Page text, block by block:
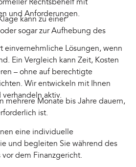
und Anforderungen.
kann zu einer
sogar zur Aufhebung des
einvernehmliche Lösungen, wenn
Ein Vergleich kann Zeit, Kosten
– ohne auf berechtigte
Wir entwickeln mit Ihnen
aktiv.
mehrere Monate bis Jahre dauern,
ist.
eine individuelle
und begleiten Sie während des
dem Finanzgericht.